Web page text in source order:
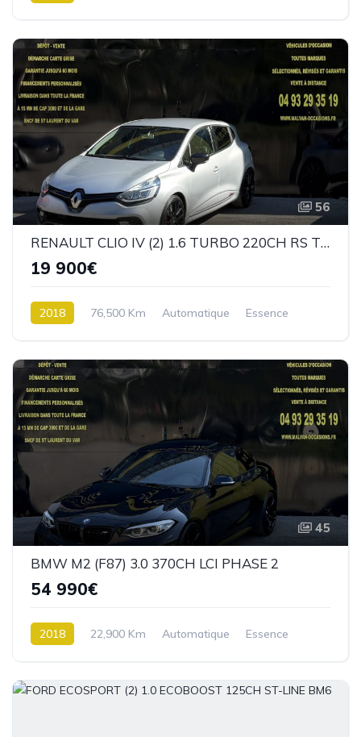
56
RENAULT CLIO IV (2) 1.6 TURBO 220CH RS TROPHY EDC
19 900€
2018 76,500 Km Automatique
Essence
45
BMW M2 (F87) 3.0 370CH LCI PHASE 2
54 990€
2018 22,900 Km Automatique
Essence